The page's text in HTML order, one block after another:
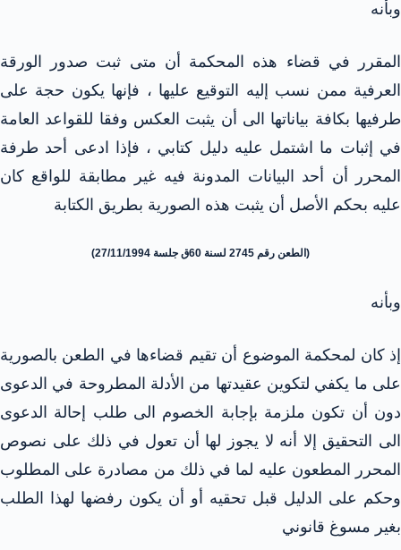
وبأنه
المقرر في قضاء هذه المحكمة أن متى ثبت صدور الورقة
العرفية ممن نسب إليه التوقيع عليها ، فإنها يكون حجة على
طرفيها بكافة بياناتها الى أن يثبت العكس وفقا للقواعد العامة
في إثبات ما اشتمل عليه دليل كتابي ، فإذا ادعى أحد طرفة
المحرر أن أحد البيانات المدونة فيه غير مطابقة للواقع كان
عليه بحكم الأصل أن يثبت هذه الصورية بطريق الكتابة
(الطعن رقم 2745 لسنة 60ق جلسة 27/11/1994)
وبأنه
إذ كان لمحكمة الموضوع أن تقيم قضاءها في الطعن بالصورية
على ما يكفي لتكوين عقيدتها من الأدلة المطروحة في الدعوى
دون أن تكون ملزمة بإجابة الخصوم الى طلب إحالة الدعوى
الى التحقيق إلا أنه لا يجوز لها أن تعول في ذلك على نصوص
المحرر المطعون عليه لما في ذلك من مصادرة على المطلوب
وحكم على الدليل قبل تحقيه أو أن يكون رفضها لهذا الطلب
بغير مسوغ قانوني